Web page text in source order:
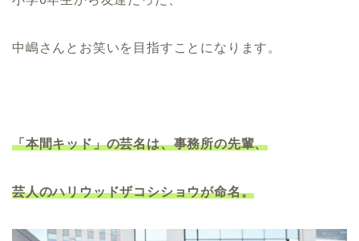
中嶋さんとお笑いを目指すことになります。
「本間キッド」の芸名は、事務所の先輩、
芸人のハリウッドザコシショウが命名。